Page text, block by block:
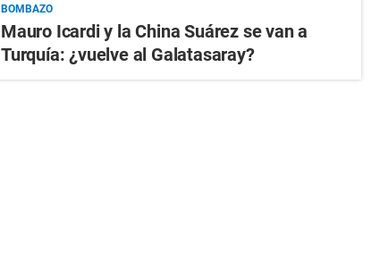
BOMBAZO
Mauro Icardi y la China Suárez se van a
Turquía: ¿vuelve al Galatasaray?